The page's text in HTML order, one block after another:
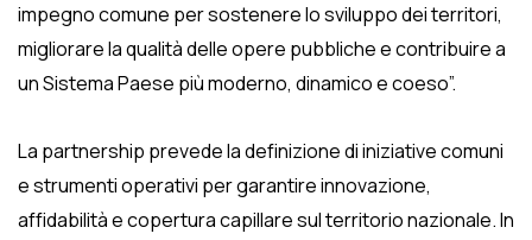
impegno comune per sostenere lo sviluppo dei territori,
migliorare la qualità delle opere pubbliche e contribuire a
un Sistema Paese più moderno, dinamico e coeso”.
La partnership prevede la definizione di iniziative comuni
e strumenti operativi per garantire innovazione,
affidabilità e copertura capillare sul territorio nazionale. In